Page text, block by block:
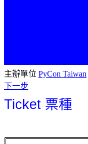
主辦單位 PyCon Taiwan
下一步
Ticket 票種